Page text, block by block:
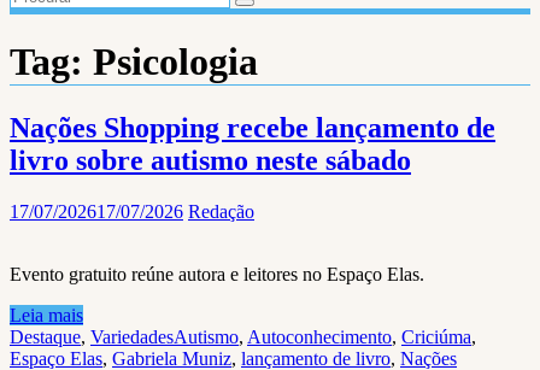
Tag: Psicologia
Nações Shopping recebe lançamento de
livro sobre autismo neste sábado
17/07/202617/07/2026 Redação
Evento gratuito reúne autora e leitores no Espaço Elas.
Leia mais
Destaque, VariedadesAutismo, Autoconhecimento, Criciúma,
Espaço Elas, Gabriela Muniz, lançamento de livro, Nações